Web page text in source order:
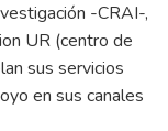
-CRAI-,
UR (centro de
sus servicios
en sus canales